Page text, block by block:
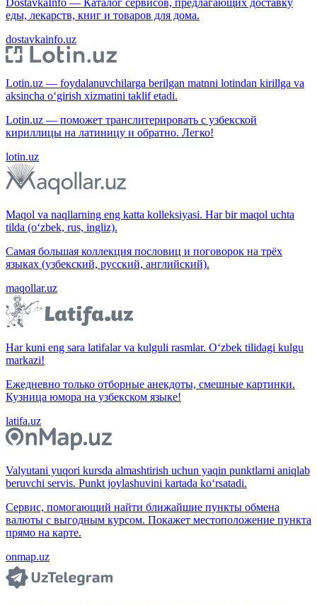
DostavkaInfo — Каталог сервисов, предлагающих доставку
еды, лекарств, книг и товаров для дома.
dostavkainfo.uz
Lotin.uz — foydalanuvchilarga berilgan matnni lotindan kirillga va
aksincha o‘girish xizmatini taklif etadi.
Lotin.uz — поможет транслитерировать с узбекской
кириллицы на латиницу и обратно. Легко!
lotin.uz
Maqol va naqllarning eng katta kolleksiyasi. Har bir maqol uchta
tilda (o‘zbek, rus, ingliz).
Самая большая коллекция пословиц и поговорок на трёх
языках (узбекский, русский, английский).
maqollar.uz
Har kuni eng sara latifalar va kulguli rasmlar. O‘zbek tilidagi kulgu
markazi!
Ежедневно только отборные анекдоты, смешные картинки.
Кузница юмора на узбекском языке!
latifa.uz
Valyutani yuqori kursda almashtirish uchun yaqin punktlarni aniqlab
beruvchi servis. Punkt joylashuvini kartada ko‘rsatadi.
Сервис, помогающий найти ближайшие пункты обмена
валюты с выгодным курсом. Покажет местоположение пункта
прямо на карте.
onmap.uz